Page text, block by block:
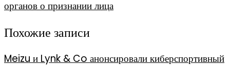
органов о признании лица
Похожие записи
Meizu и Lynk & Co анонсировали киберспортивный